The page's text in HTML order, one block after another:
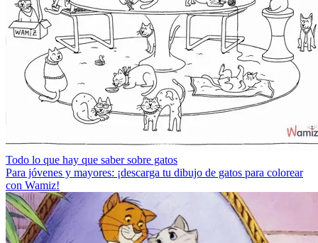
Todo lo que hay que saber sobre gatos
Para jóvenes y mayores: ¡descarga tu dibujo de gatos para colorear
con Wamiz!